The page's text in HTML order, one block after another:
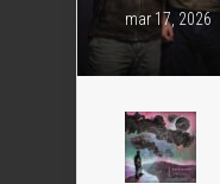
mar 17, 2026